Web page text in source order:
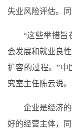
失业风险评估。
“这些举措旨
会发展和就业良
扩容的过程。”中
究室主任陈云说。
企业是经济
好的经营主体，